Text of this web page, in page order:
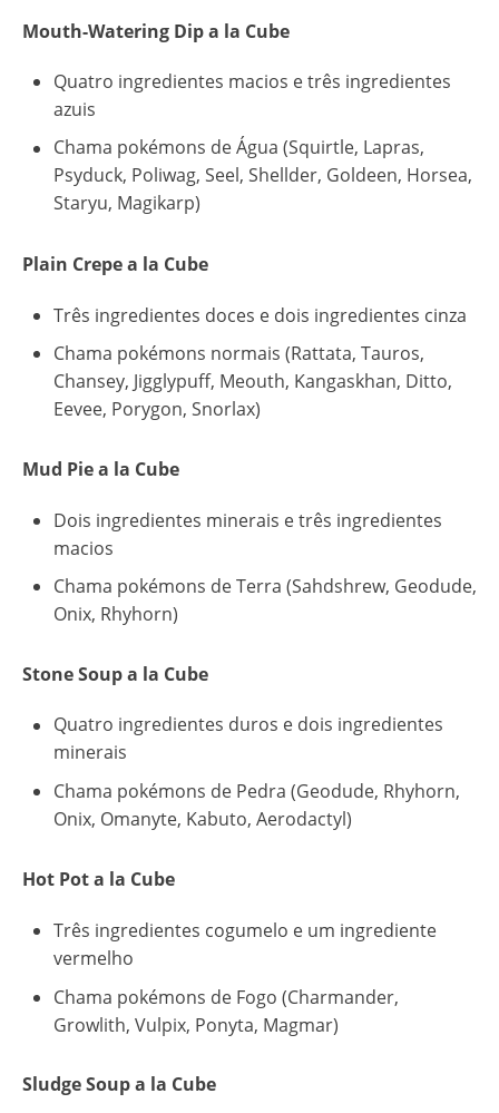
Mouth-Watering Dip a la Cube
Quatro ingredientes macios e três ingredientes
azuis
Chama pokémons de Água (Squirtle, Lapras,
Psyduck, Poliwag, Seel, Shellder, Goldeen, Horsea,
Staryu, Magikarp)
Plain Crepe a la Cube
Três ingredientes doces e dois ingredientes cinza
Chama pokémons normais (Rattata, Tauros,
Chansey, Jigglypuff, Meouth, Kangaskhan, Ditto,
Eevee, Porygon, Snorlax)
Mud Pie a la Cube
Dois ingredientes minerais e três ingredientes
macios
Chama pokémons de Terra (Sahdshrew, Geodude,
Onix, Rhyhorn)
Stone Soup a la Cube
Quatro ingredientes duros e dois ingredientes
minerais
Chama pokémons de Pedra (Geodude, Rhyhorn,
Onix, Omanyte, Kabuto, Aerodactyl)
Hot Pot a la Cube
Três ingredientes cogumelo e um ingrediente
vermelho
Chama pokémons de Fogo (Charmander,
Growlith, Vulpix, Ponyta, Magmar)
Sludge Soup a la Cube